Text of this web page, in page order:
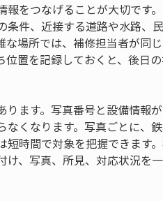
をつなげることが大切です
件、近接する道路や水路、
場所では、補修担当者が同
置を記録しておくと、後日
ます。写真番号と設備情報
くなります。写真ごとに、
時間で対象を把握できます
、写真、所見、対応状況を